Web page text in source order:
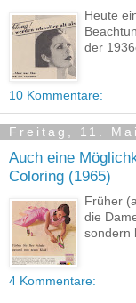
Heute
der
10 Kommentare:
Freitag, 11.
Auch eine
Coloring (1965)
Früher
die
sondern
4 Kommentare: